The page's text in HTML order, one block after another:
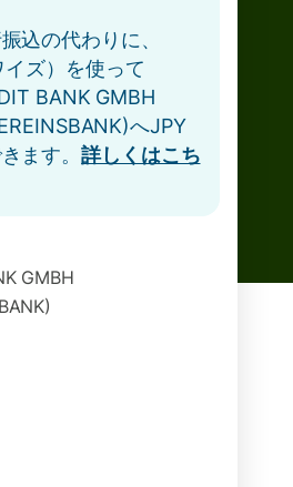
込の代わりに、
ズ）を使って
BANK GMBH
へJPY
ます。詳しくはこち
GMBH